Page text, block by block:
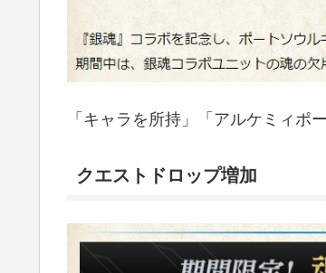
「キャラを所持」「アルケミィポ
クエストドロップ増加